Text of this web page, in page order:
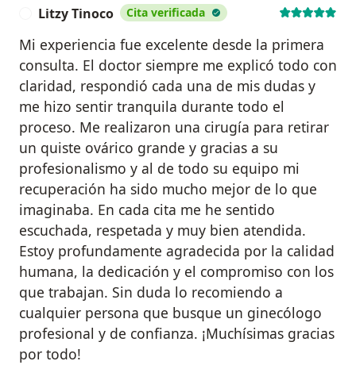
Litzy Tinoco Cita verificada
Mi experiencia fue excelente desde la primera
consulta. El doctor siempre me explicó todo con
claridad, respondió cada una de mis dudas y
me hizo sentir tranquila durante todo el
proceso. Me realizaron una cirugía para retirar
un quiste ovárico grande y gracias a su
profesionalismo y al de todo su equipo mi
recuperación ha sido mucho mejor de lo que
imaginaba. En cada cita me he sentido
escuchada, respetada y muy bien atendida.
Estoy profundamente agradecida por la calidad
humana, la dedicación y el compromiso con los
que trabajan. Sin duda lo recomiendo a
cualquier persona que busque un ginecólogo
profesional y de confianza. ¡Muchísimas gracias
por todo!